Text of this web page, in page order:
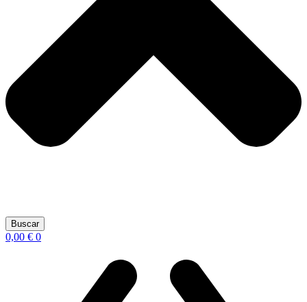
Buscar
0,00 € 0